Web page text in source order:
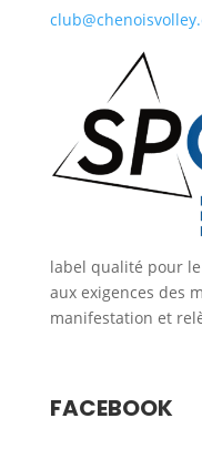
label qualité pour
aux exigences des
manifestation et
FACEBOOK